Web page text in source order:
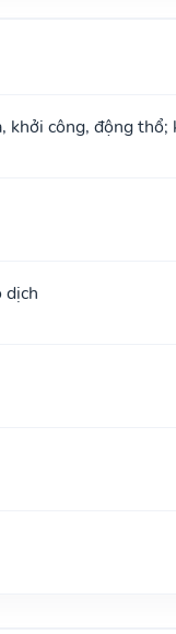
công, động
dịch